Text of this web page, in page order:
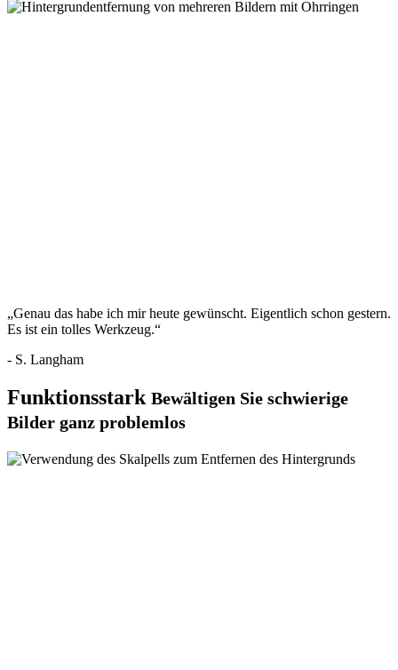
„Genau das habe ich mir heute gewünscht. Eigentlich schon gestern.
Es ist ein tolles Werkzeug.“
- S. Langham
Funktionsstark Bewältigen Sie schwierige
Bilder ganz problemlos